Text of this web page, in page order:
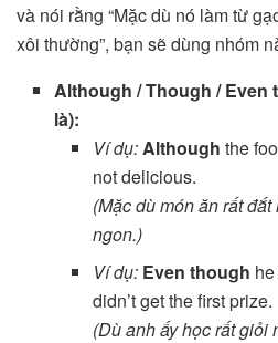
và nói rằng “Mặc dù nó làm từ
xôi thường”, bạn sẽ dùng nhóm
Although / Though / Even
là):
Ví dụ: Although the
not delicious.
(Mặc dù món ăn rất
ngon.)
Ví dụ: Even though
didn’t get the first prize.
(Dù anh ấy học rất